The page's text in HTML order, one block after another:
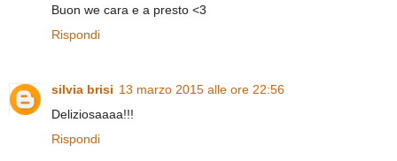
Buon we cara e a presto <3
Rispondi
silvia brisi 13 marzo 2015 alle ore 22:56
Deliziosaaaa!!!
Rispondi